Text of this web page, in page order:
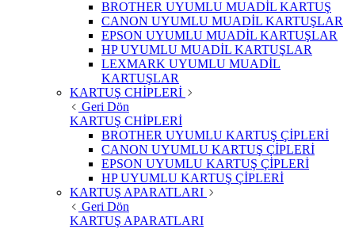
BROTHER UYUMLU MUADİL KARTUŞ
CANON UYUMLU MUADİL KARTUŞLAR
EPSON UYUMLU MUADİL KARTUŞLAR
HP UYUMLU MUADİL KARTUŞLAR
LEXMARK UYUMLU MUADİL
KARTUŞLAR
KARTUŞ CHİPLERİ
Geri Dön
KARTUŞ CHİPLERİ
BROTHER UYUMLU KARTUŞ ÇİPLERİ
CANON UYUMLU KARTUŞ ÇİPLERİ
EPSON UYUMLU KARTUŞ ÇİPLERİ
HP UYUMLU KARTUŞ ÇİPLERİ
KARTUŞ APARATLARI
Geri Dön
KARTUŞ APARATLARI